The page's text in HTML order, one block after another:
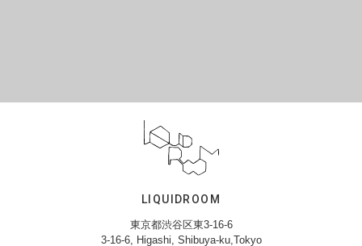
LIQUIDROOM
東京都渋谷区東3-16-6
3-16-6, Higashi, Shibuya-ku,Tokyo